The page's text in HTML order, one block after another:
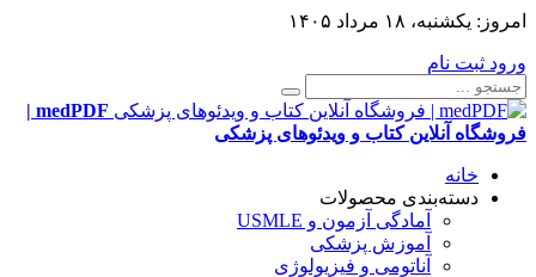
امروز: یکشنبه، ۱۸ مرداد ۱۴۰۵
ورود ثبت نام
medPDF |
فروشگاه آنلاین کتاب و ویدئوهای پزشکی
خانه
دسته‌بندی محصولات
آمادگی آزمون و USMLE
آموزش پزشکی
آناتومی و فیزیولوژی